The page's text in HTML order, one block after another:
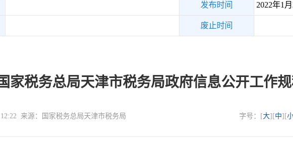
发布时间 2022年1月
废止时间
家税务总局天津市税务局政府信息公开工作规
来源：国家税务总局天津市税务局 字号：[大][中][